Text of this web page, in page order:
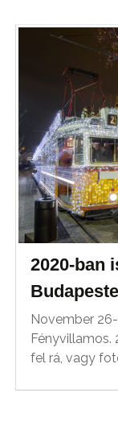
2020-ban
November
Fényvillamos.
fel rá, vagy